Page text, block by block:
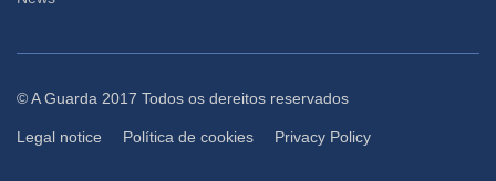
© A Guarda 2017 Todos os dereitos reservados
Legal notice Política de cookies Privacy Policy